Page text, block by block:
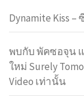
Dynamite Kiss –
พบกับ พัคซอจุน แ
ใหม่ Surely
Video เท่านั้น